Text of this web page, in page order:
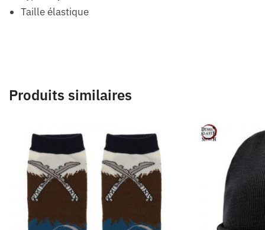
Taille élastique
Produits similaires